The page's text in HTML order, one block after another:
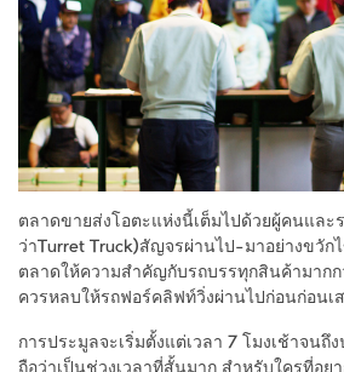
ตลาดขายส่งโอตะแห่งนี้เต็มไปด้วยผู้คนและ
ว่าTurret Truck)สัญจรผ่านไป-มาอย่างขวัก
ตลาดให้ความสำคัญกับรถบรรทุกสินค้ามาก
ควรหลบให้รถฟอร์คลิฟท์วิ่งผ่านไปก่อนก่อนเ
การประมูลจะเริ่มตั้งแต่เวลา 7 โมงเช้าจนถึ